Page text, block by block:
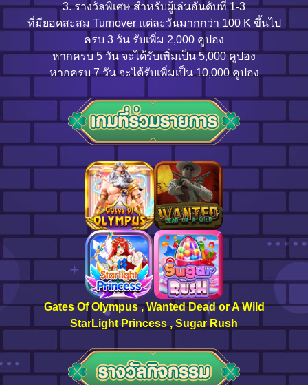
3. รางวัลพิเศษ สำหรับผู้เล่นอันดับที่ 1-3
ที่มียอดสะสม Turnover แต่ละวันมากกว่า 100 K ขึ้นไป
ครบ 3 วัน รับเพิ่ม 2,000 คูปอง
หากครบ 5 วัน จะได้รับเพิ่มเป็น 5,000 คูปอง
หากครบ 7 วัน จะได้รับเพิ่มเป็น 10,000 คูปอง
Gates Of Olympus , Wanted Dead or A Wild
StarLight Princess , Sugar Rush